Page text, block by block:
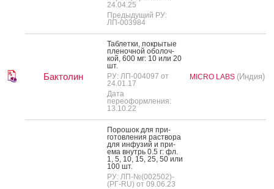
24.04.25
Предыдущий РУ:
ЛП-003984
Бактолин
Таб­летки, пок­ры­тые
пле­ноч­ной обо­лоч­
кой, 600 мг: 10 или 20
шт.
РУ: ЛП-004097 от
24.01.17
Дата
переоформления:
13.10.22
MICRO LABS (Индия)
По­рошок для при­
готов­ле­ния рас­тво­ра
для ин­фу­зий и при­
ема внутрь 0.5 г: фл.
1, 5, 10, 15, 25, 50 или
100 шт.
РУ: ЛП-№(002502)-
(РГ-RU) от 09.06.23